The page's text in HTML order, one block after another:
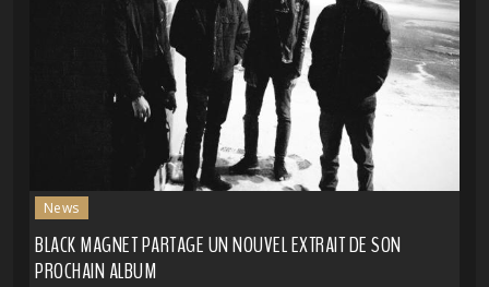
News
BLACK MAGNET PARTAGE UN NOUVEL EXTRAIT DE SON
PROCHAIN ALBUM